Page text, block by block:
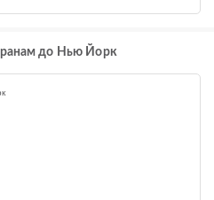
до Нью Йорк